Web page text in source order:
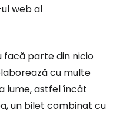
web al
facă parte din nicio
cu multe
lume, astfel încât
un bilet combinat cu